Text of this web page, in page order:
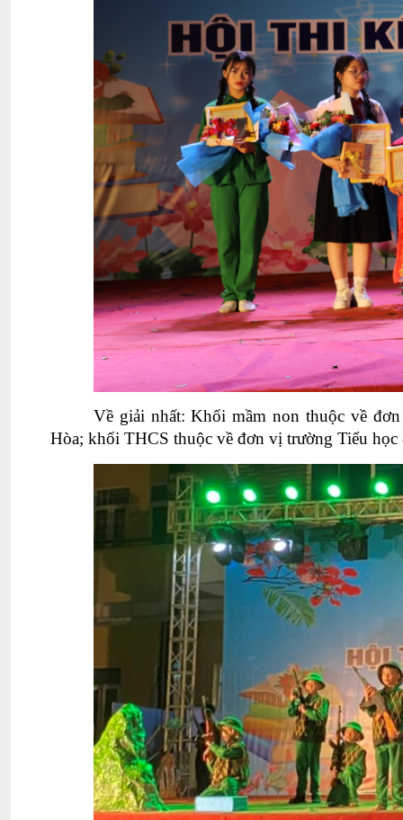
Về giải nhất: Khối mầm non thuộc về
Hòa; khối THCS thuộc về đơn vị trường Tiểu